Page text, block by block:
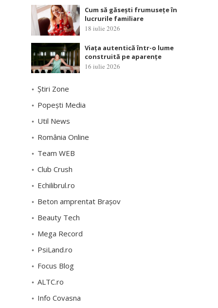
Cum să găsești frumusețe în
lucrurile familiare
18 iulie 2026
Viața autentică într-o lume
construită pe aparențe
16 iulie 2026
Știri Zone
Popești Media
Util News
România Online
Team WEB
Club Crush
Echilibrul.ro
Beton amprentat Brașov
Beauty Tech
Mega Record
PsiLand.ro
Focus Blog
ALTC.ro
Info Covasna